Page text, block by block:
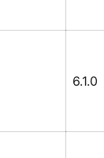
6.1.0